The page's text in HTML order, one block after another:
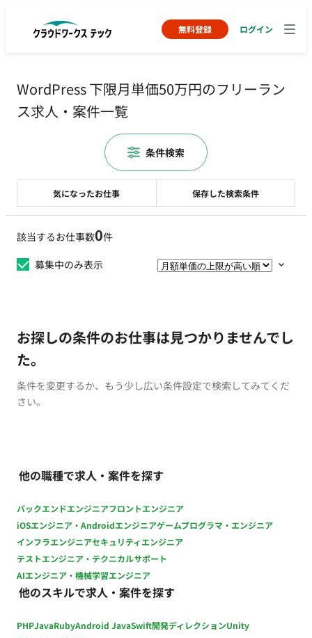
無料登録 ログイン
WordPress 下限月単価50万円のフリーラン
ス求人・案件一覧
該当するお仕事数0件
募集中のみ表示
お探しの条件のお仕事は見つかりませんでし
た。
条件を変更するか、もう少し広い条件設定で検索してみてくだ
さい。
他の職種で求人・案件を探す
バックエンドエンジニアフロントエンジニア
iOSエンジニア・Androidエンジニアゲームプログラマ・エンジニア
インフラエンジニアセキュリティエンジニア
テストエンジニア・テクニカルサポート
AIエンジニア・機械学習エンジニア
他のスキルで求人・案件を探す
PHPJavaRubyAndroid JavaSwift開発ディレクションUnity
気になったお仕事 保存した検索条件
条件検索